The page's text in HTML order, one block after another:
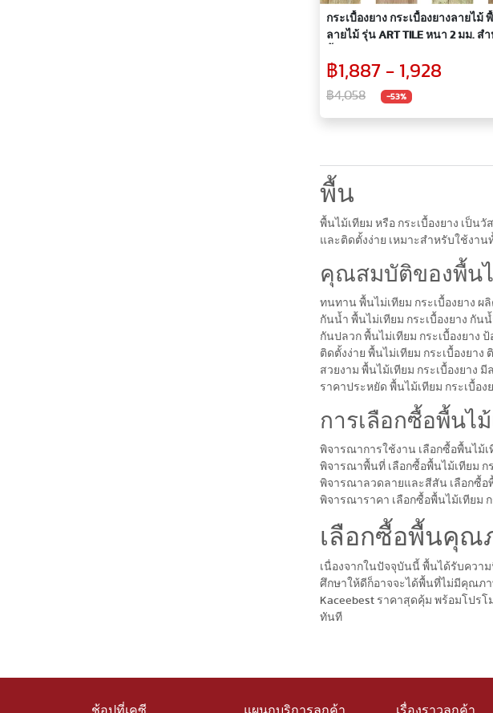
กระเบื้องยาง กระเบื้องยางลายไม้
ลายไม้ รุ่น ART TILE หนา 2 มม. ส
฿1,887 - 1,928
฿4,058 -53%
พื้น
พื้นไม้เทียม หรือ กระเบื้องยาง เป็
และติดตั้งง่าย เหมาะสำหรับใช้งา
คุณสมบัติของพื้นไ
ทนทาน พื้นไม่เทียม กระเบื้องยาง
กันน้ำ พื้นไม่เทียม กระเบื้องยาง กัน
กันปลวก พื้นไม่เทียม กระเบื้องยาง
ติดตั้งง่าย พื้นไม่เทียม กระเบื้องยาง
สวยงาม พื้นไม้เทียม กระเบื้องยาง
ราคาประหยัด พื้นไม้เทียม กระเบื้อ
การเลือกซื้อพื้นไม้
พิจารณาการใช้งาน เลือกซื้อพื้นไม้เ
พิจารณาพื้นที่ เลือกซื้อพื้นไม้เทียม ก
พิจารณาลวดลายและสีสัน เลือกซื้อ
พิจารณาราคา เลือกซื้อพื้นไม้เทียม
เลือกซื้อพื้นคุณ
เนื่องจากในปัจจุบันนี้ พื้นได้รับควา
ศึกษาให้ดีก็อาจจะได้พื้นที่ไม่มีคุณภ
Kaceebest ราคาสุดคุ้ม พร้อมโปร
ทันที
ช้อปที่เคซี แผนกบริการลูกค้า เรื่องราวลูกค้า